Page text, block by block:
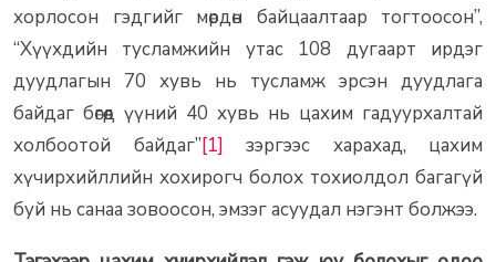
хорлосон гэдгийг мөрдөн байцаалтаар тогтоосон”,
“Хүүхдийн тусламжийн утас 108 дугаарт ирдэг
дуудлагын 70 хувь нь тусламж эрсэн дуудлага
байдаг бөгөөд үүний 40 хувь нь цахим гадуурхалтай
холбоотой байдаг”[1] зэргээс харахад, цахим
хүчирхийллийн хохирогч болох тохиолдол багагүй
буй нь санаа зовоосон, эмзэг асуудал нэгэнт болжээ.